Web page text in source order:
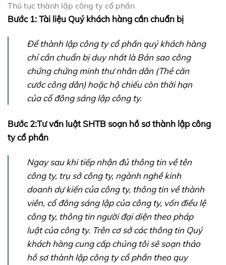
Thủ tục thành lập công ty cổ phần
Bước 1: Tài liệu Quý khách hàng cần chuẩn bị
Để thành lập công ty cổ phần quý khách hàng
chỉ cần chuẩn bị duy nhất là Bản sao công
chứng chứng minh thư nhân dân (Thẻ căn
cước công dân) hoặc hộ chiếu còn thời hạn
của cổ đông sáng lập công ty.
Bước 2:Tư vấn luật SHTB soạn hồ sơ thành lập công
ty cổ phần
Ngay sau khi tiếp nhận đủ thông tin về tên
công ty, trụ sở công ty, ngành nghề kinh
doanh dự kiến của công ty, thông tin về thành
viên, cổ đông sáng lập của công ty, vốn điều lệ
công ty, thông tin người đại diện theo pháp
luật của công ty. Trên cơ sở các thông tin Quý
khách hàng cung cấp chúng tôi sẽ soạn thảo
hồ sơ thành lập công ty cổ phần theo quy